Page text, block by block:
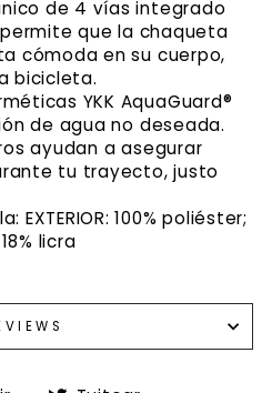
de 4 vías integrado
que la chaqueta
cómoda en su cuerpo,
bicicleta.
YKK AquaGuard®
de agua no deseada.
ayudan a asegurar
tu trayecto, justo
100% poliéster;
licra